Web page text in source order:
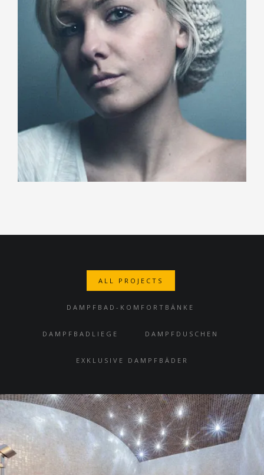
Duis aute irure dolor in reprehenderit in voluptate velit
esse cillum dolore eu fugiat nulla pariatur.
ALL PROJECTS
DAMPFBAD-KOMFORTBÄNKE
DAMPFBADLIEGE DAMPFDUSCHEN
EXKLUSIVE DAMPFBÄDER